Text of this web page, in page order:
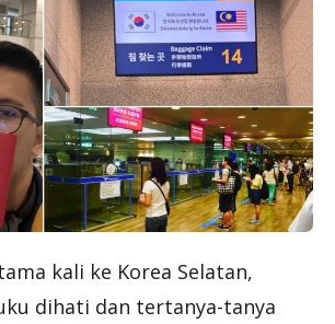
kali ke Korea Selatan,
dihati dan tertanya-tanya